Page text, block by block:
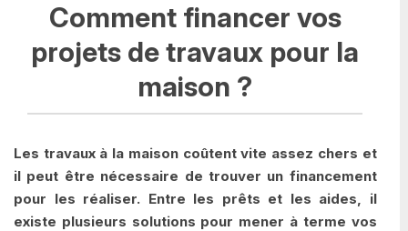
Comment financer vos
projets de travaux pour la
maison ?
Les travaux à la maison coûtent vite assez chers et
il peut être nécessaire de trouver un financement
pour les réaliser. Entre les prêts et les aides, il
existe plusieurs solutions pour mener à terme vos